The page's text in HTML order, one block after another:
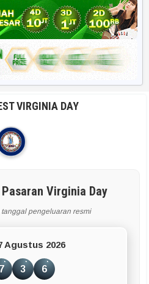
VIRGINIA DAY
Virginia Day
pengeluaran resmi
Agustus 2026
7 3 6